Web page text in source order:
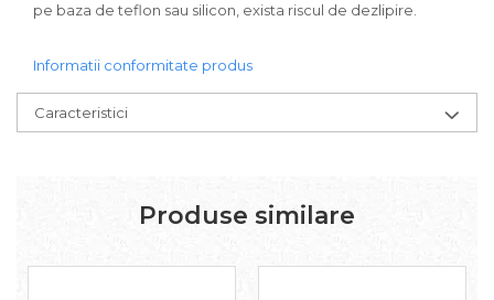
pe baza de teflon sau silicon, exista riscul de dezlipire.
Informatii conformitate produs
Caracteristici
Produse similare